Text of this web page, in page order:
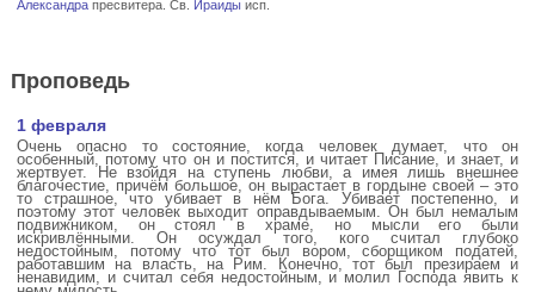
Александрапресвитера. Св. Ираидыисп.
Проповедь
1 февраля
Очень опасно то состояние, когда человек думает, что он
особенный, потому что он и постится, и читает Писание, и знает, и
жертвует. Не взойдя на ступень любви, а имея лишь внешнее
благочестие, причём большое, он вырастает в гордыне своей – это
то страшное, что убивает в нём Бога. Убивает постепенно, и
поэтому этот человек выходит оправдываемым. Он был немалым
подвижником, он стоял в храме, но мысли его были
искривлёнными. Он осуждал того, кого считал глубоко
недостойным, потому что тот был вором, сборщиком податей,
работавшим на власть, на Рим. Конечно, тот был презираем и
ненавидим, и считал себя недостойным, и молил Господа явить к